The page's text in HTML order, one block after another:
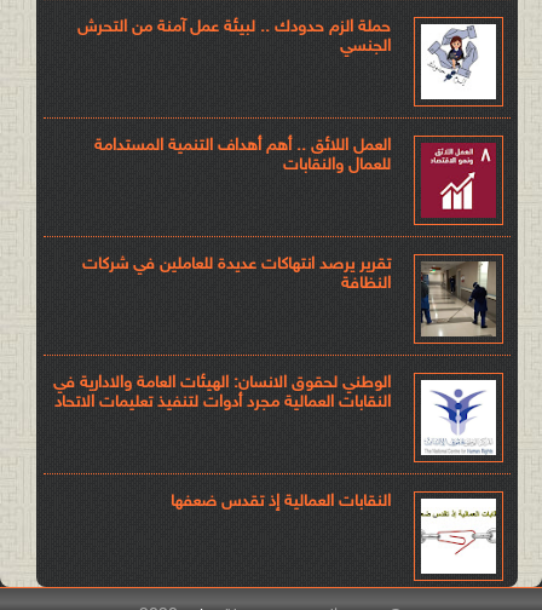
حملة الزم حدودك .. لبيئة عمل آمنة من التحرش
الجنسي
العمل اللائق .. أهم أهداف التنمية المستدامة
للعمال والنقابات
تقرير يرصد انتهاكات عديدة للعاملين في شركات
النظافة
الوطني لحقوق الانسان: الهيئات العامة والادارية في
النقابات العمالية مجرد أدوات لتنفيذ تعليمات الاتحاد
النقابات العمالية إذ تقدس ضعفها